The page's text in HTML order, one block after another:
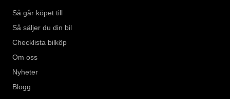
Så går köpet till
Så säljer du din bil
Checklista bilköp
Om oss
Nyheter
Blogg